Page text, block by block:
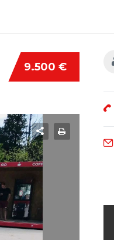
9.500 €